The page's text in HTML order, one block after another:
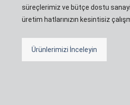
süreçlerimiz ve bütçe dostu sanayi
üretim hatlarınızın kesintisiz
Ürünlerimizi İnceleyin